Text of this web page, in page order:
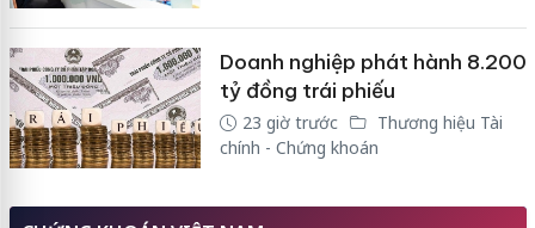
Doanh nghiệp phát hành 8.200
tỷ đồng trái phiếu
23 giờ trước
Thương hiệu Tài
chính - Chứng khoán